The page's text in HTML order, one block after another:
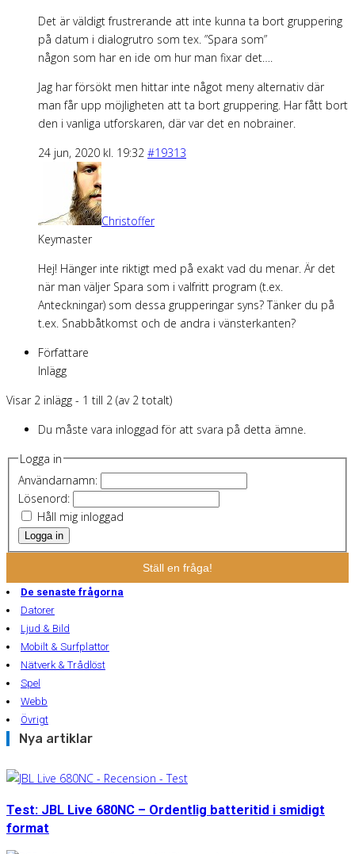
Det är väldigt frustrerande att inte kunna ta bort gruppering
på datum i dialogrutro som tex. ”Spara som”
någon som har en ide om hur man fixar det….
Jag har försökt men hittar inte något meny alternativ där
man får upp möjligheten att ta bort gruppering. Har fått bort
den i vanliga utforskaren, där var det en nobrainer.
24 jun, 2020 kl. 19:32 #19313
Christoffer
Keymaster
Hej! Hänger inte riktigt med på exakt vad du menar. Är det
när man väljer Spara som i valfritt program (t.ex.
Anteckningar) som dessa grupperingar syns? Tänker du på
t.ex. Snabbåtkomst och de andra i vänsterkanten?
Författare
Inlägg
Visar 2 inlägg - 1 till 2 (av 2 totalt)
Du måste vara inloggad för att svara på detta ämne.
Logga in
Användarnamn:
Lösenord:
Håll mig inloggad
Logga in
Ställ en fråga!
De senaste frågorna
Datorer
Ljud & Bild
Mobilt & Surfplattor
Nätverk & Trådlöst
Spel
Webb
Övrigt
Nya artiklar
Test: JBL Live 680NC – Ordentlig batteritid i smidigt
format